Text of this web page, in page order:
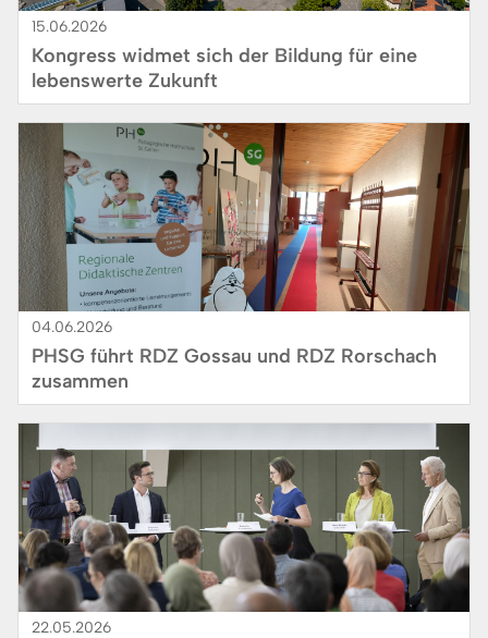
15.06.2026
Kongress widmet sich der Bildung für eine
lebenswerte Zukunft
Bild
04.06.2026
PHSG führt RDZ Gossau und RDZ Rorschach
zusammen
22.05.2026